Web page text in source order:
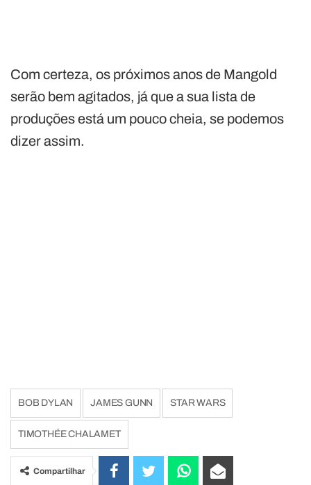
Com certeza, os próximos anos de Mangold
serão bem agitados, já que a sua lista de
produções está um pouco cheia, se podemos
dizer assim.
BOB DYLAN JAMES GUNN STAR WARS
TIMOTHÉE CHALAMET
Compartilhar